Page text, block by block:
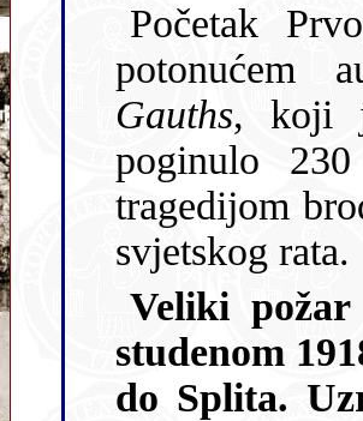
Početak Prvog
potonućem
Gauths, koji
poginulo 230 ljudi, među njima puno žena i djece. S
tragedijom
svjetskog rata.
Veliki
studenom 1918. godine, tijekom plovidbe od Boke
do Splita. Uzrok